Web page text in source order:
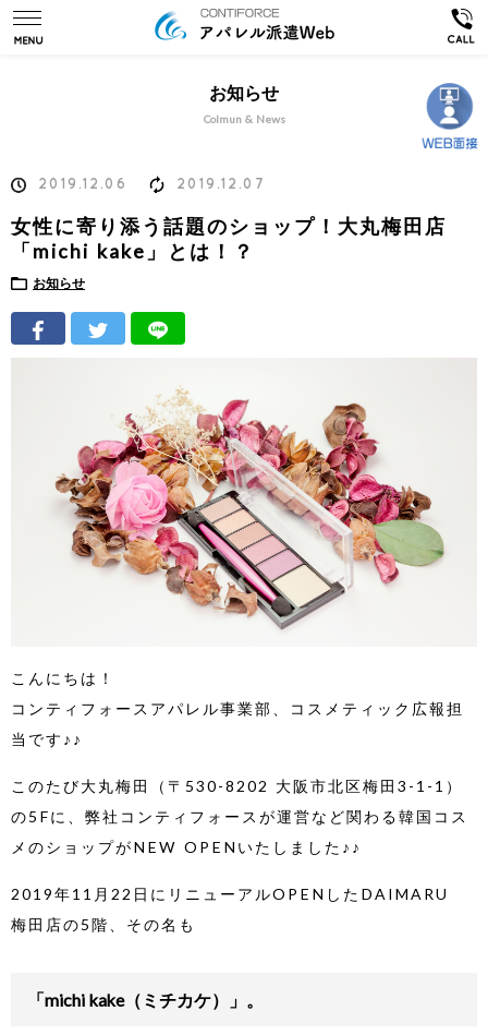
お知らせ
Colmun & News
2019.12.06 2019.12.07
女性に寄り添う話題のショップ！大丸梅田店
「michi kake」とは！？
お知らせ
こんにちは！
コンティフォースアパレル事業部、コスメティック広報担
当です♪♪
このたび大丸梅田（〒530-8202 大阪市北区梅田3-1-1）
の5Fに、弊社コンティフォースが運営など関わる韓国コス
メのショップがNEW OPENいたしました♪♪
2019年11月22日にリニューアルOPENしたDAIMARU
梅田店の5階、その名も
「michi kake（ミチカケ）」。